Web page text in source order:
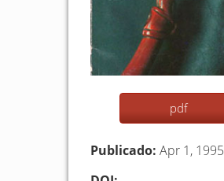
pdf
Publicado: Apr 1, 1995